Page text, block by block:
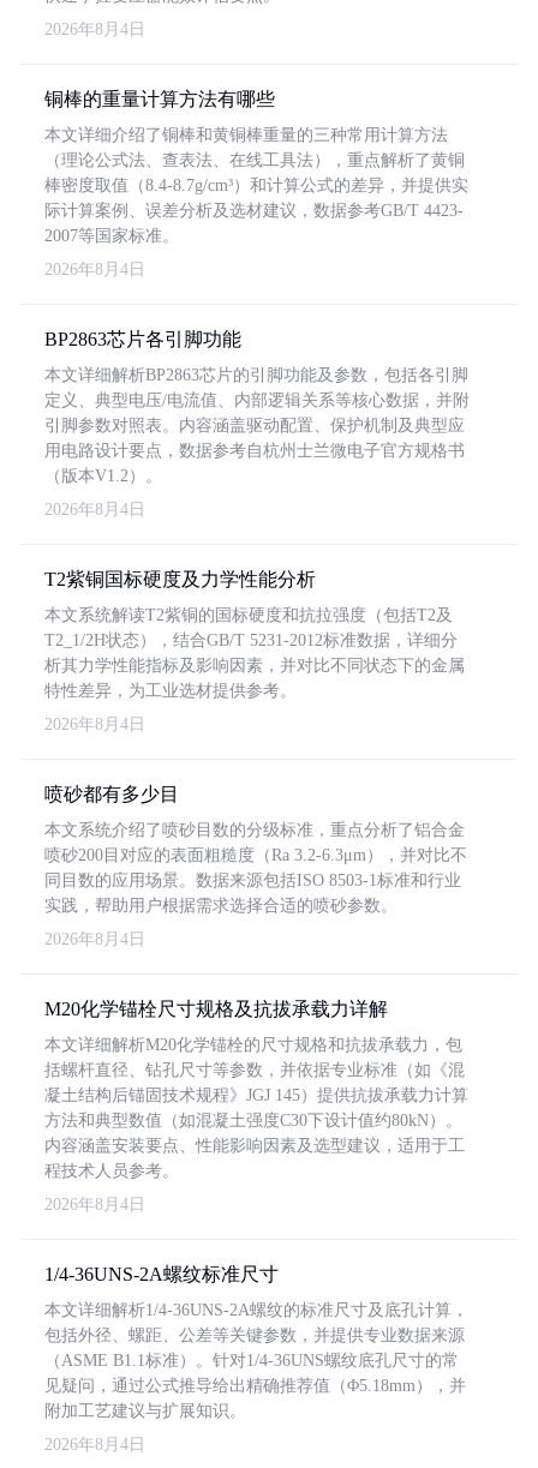
2026年8月4日
铜棒的重量计算方法有哪些
本文详细介绍了铜棒和黄铜棒重量的三种常用计算方法
（理论公式法、查表法、在线工具法），重点解析了黄铜
棒密度取值（8.4-8.7g/cm³）和计算公式的差异，并提供实
际计算案例、误差分析及选材建议，数据参考GB/T 4423-
2007等国家标准。
2026年8月4日
BP2863芯片各引脚功能
本文详细解析BP2863芯片的引脚功能及参数，包括各引脚
定义、典型电压/电流值、内部逻辑关系等核心数据，并附
引脚参数对照表。内容涵盖驱动配置、保护机制及典型应
用电路设计要点，数据参考自杭州士兰微电子官方规格书
（版本V1.2）。
2026年8月4日
T2紫铜国标硬度及力学性能分析
本文系统解读T2紫铜的国标硬度和抗拉强度（包括T2及
T2_1/2H状态），结合GB/T 5231-2012标准数据，详细分
析其力学性能指标及影响因素，并对比不同状态下的金属
特性差异，为工业选材提供参考。
2026年8月4日
喷砂都有多少目
本文系统介绍了喷砂目数的分级标准，重点分析了铝合金
喷砂200目对应的表面粗糙度（Ra 3.2-6.3μm），并对比不
同目数的应用场景。数据来源包括ISO 8503-1标准和行业
实践，帮助用户根据需求选择合适的喷砂参数。
2026年8月4日
M20化学锚栓尺寸规格及抗拔承载力详解
本文详细解析M20化学锚栓的尺寸规格和抗拔承载力，包
括螺杆直径、钻孔尺寸等参数，并依据专业标准（如《混
凝土结构后锚固技术规程》JGJ 145）提供抗拔承载力计算
方法和典型数值（如混凝土强度C30下设计值约80kN）。
内容涵盖安装要点、性能影响因素及选型建议，适用于工
程技术人员参考。
2026年8月4日
1/4-36UNS-2A螺纹标准尺寸
本文详细解析1/4-36UNS-2A螺纹的标准尺寸及底孔计算，
包括外径、螺距、公差等关键参数，并提供专业数据来源
（ASME B1.1标准）。针对1/4-36UNS螺纹底孔尺寸的常
见疑问，通过公式推导给出精确推荐值（Φ5.18mm），并
附加工艺建议与扩展知识。
2026年8月4日